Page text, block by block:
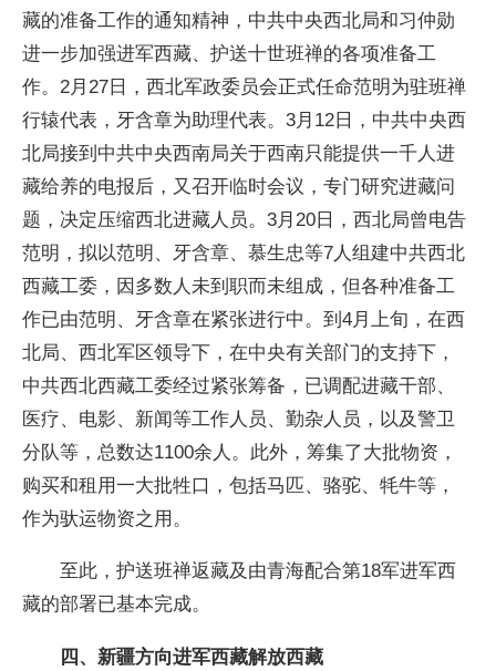
藏的准备工作的通知精神，中共中央西北局和习仲勋
进一步加强进军西藏、护送十世班禅的各项准备工
作。2月27日，西北军政委员会正式任命范明为驻班禅
行辕代表，牙含章为助理代表。3月12日，中共中央西
北局接到中共中央西南局关于西南只能提供一千人进
藏给养的电报后，又召开临时会议，专门研究进藏问
题，决定压缩西北进藏人员。3月20日，西北局曾电告
范明，拟以范明、牙含章、慕生忠等7人组建中共西北
西藏工委，因多数人未到职而未组成，但各种准备工
作已由范明、牙含章在紧张进行中。到4月上旬，在西
北局、西北军区领导下，在中央有关部门的支持下，
中共西北西藏工委经过紧张筹备，已调配进藏干部、
医疗、电影、新闻等工作人员、勤杂人员，以及警卫
分队等，总数达1100余人。此外，筹集了大批物资，
购买和租用一大批牲口，包括马匹、骆驼、牦牛等，
作为驮运物资之用。
至此，护送班禅返藏及由青海配合第18军进军西
藏的部署已基本完成。
四、新疆方向进军西藏解放西藏